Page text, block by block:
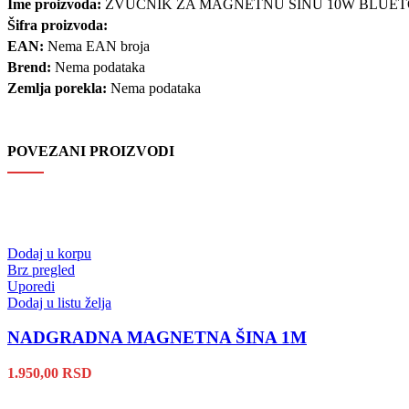
Ime proizvoda: ZVUČNIK ZA MAGNETNU ŠINU 10W
Šifra proizvoda:
EAN: Nema EAN broja
Brend: Nema podataka
Zemlja porekla: Nema podataka
POVEZANI PROIZVODI
Dodaj u korpu
Brz pregled
Uporedi
Dodaj u listu želja
NADGRADNA MAGNETNA ŠINA 1M
1.950,00 RSD